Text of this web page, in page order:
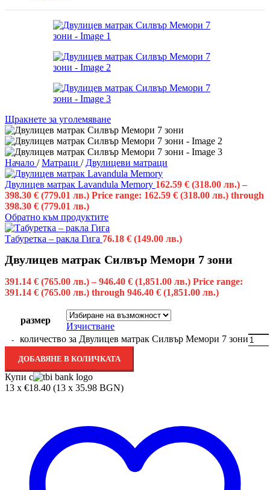
Щракнете за уголемяване
Начало / Матраци / Двулицеви матраци
Двулицев матрак Lavandula Memory 162.59 € (318.00 лв.) –
398.30 € (779.01 лв.) Price range: 162.59 € (318.00 лв.) through
398.30 € (779.01 лв.)
Обратно към продуктите
Табуретка – ракла Гига 76.18 € (149.00 лв.)
Двулицев матрак Силвър Мемори 7 зони
391.14 € (765.00 лв.) – 946.40 € (1,851.00 лв.) Price range:
391.14 € (765.00 лв.) through 946.40 € (1,851.00 лв.)
размер
Изчистване
количество за Двулицев матрак Силвър Мемори 7 зони
ДОБАВЯНЕ В КОЛИЧКАТА
Купи с
13 x €18.40 (13 x 35.98 BGN)